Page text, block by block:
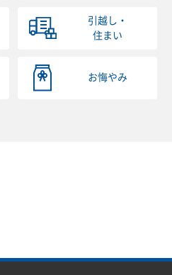
引越し・
住まい
お悔やみ